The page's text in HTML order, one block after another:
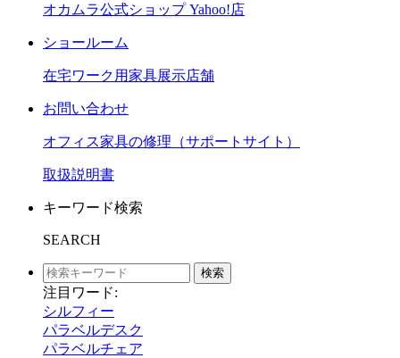
オカムラ公式ショップ Yahoo!店
ショールーム
在宅ワーク用家具展示店舗
お問い合わせ
オフィス家具の修理（サポートサイト）
取扱説明書
キーワード検索
SEARCH
検索
注目ワード:
シルフィー
パラベルデスク
パラベルチェア